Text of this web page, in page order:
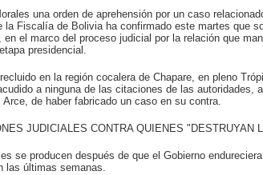
una orden de aprehensión por un caso
la Fiscalía de Bolivia ha confirmado este martes que
el marco del proceso judicial por la relación que
presidencial.
en la región cocalera de Chapare, en pleno
a ninguna de las citaciones de las autoridades,
de haber fabricado un caso en su contra.
JUDICIALES CONTRA QUIENES "DESTRUYAN
se producen después de que el Gobierno
las últimas semanas.